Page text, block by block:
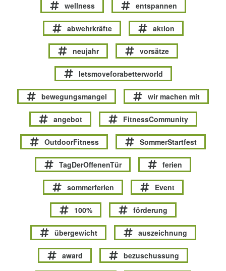
wellness entspannen
abwehrkräfte aktion
neujahr vorsätze
letsmoveforabetterworld
bewegungsmangel wir machen mit
angebot FitnessCommunity
OutdoorFitness SommerStartfest
TagDerOffenenTür ferien
sommerferien Event
100% förderung
übergewicht auszeichnung
award bezuschussung